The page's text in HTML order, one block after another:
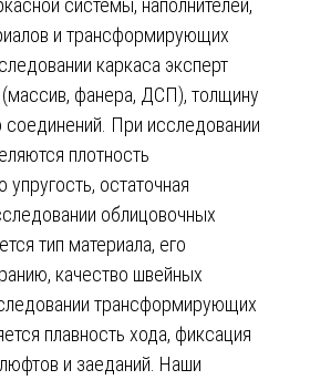
системы, наполнителей,
и трансформирующих
каркаса эксперт
(массив, фанера, ДСП), толщину
соединений. При исследовании
плотность
упругость, остаточная
облицовочных
тип материала, его
качество швейных
трансформирующих
плавность хода, фиксация
и заеданий. Наши